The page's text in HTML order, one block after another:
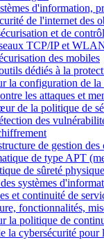
d'information,
de l'internet des
et de
TCP/IP et
des mobiles
dédiés à la
la configuration de
les attaques et
de la politique de
des
de gestion
de type APT
de sûreté
systèmes
et continuité de
fonctionnalités,
la politique de
la cybersécurité pour